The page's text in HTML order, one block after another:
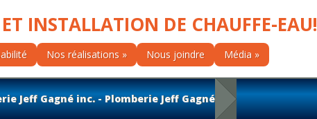
INSTALLATION DE CHAUFFE-EAU!
Nos réalisations Nous joindre Média
Jeff Gagné inc. - Plomberie Jeff Gagné